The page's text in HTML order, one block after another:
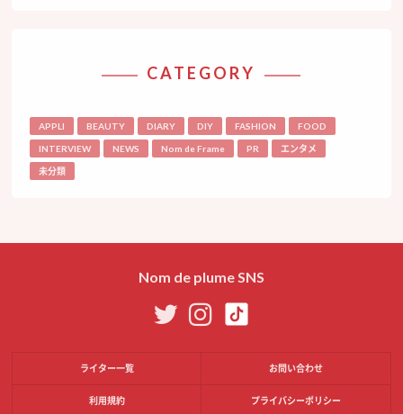
CATEGORY
APPLI BEAUTY DIARY DIY FASHION FOOD
INTERVIEW NEWS Nom de Frame PR エンタメ
未分類
Nom de plume SNS
ライター一覧 お問い合わせ
利用規約 プライバシーポリシー